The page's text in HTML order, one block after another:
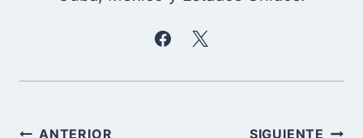
ANTERIOR SIGUIENTE